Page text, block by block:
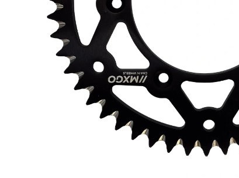
KOLEČKO FANTIC XXF 450 (22-24) E427
199 Kč